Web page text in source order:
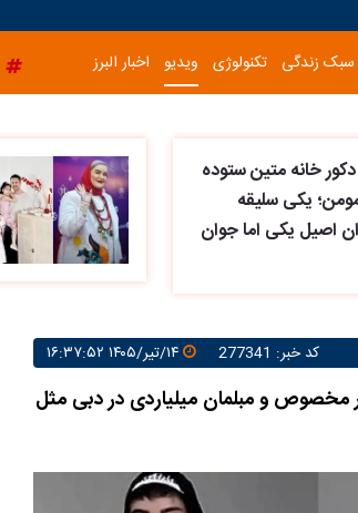
سبک زندگی تکنولوژی ویدیو اخبار البرز
خانه متین ستوده
یکی سلیقه
اصیل یکی اما جوان
کد خبر: 277341 ۱۴/تیر/۱۴۰۵ ۱۶:۳۷:۵۲
مخصوص و مبلمان میلیاردی در دبی مثل